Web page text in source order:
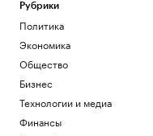
Рубрики
Политика
Экономика
Общество
Бизнес
Технологии и медиа
Финансы